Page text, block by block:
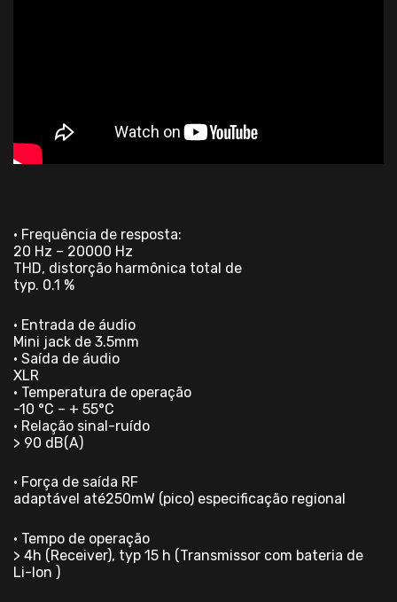
• Frequência de resposta:
20 Hz – 20000 Hz
THD, distorção harmônica total de
typ. 0.1 %
• Entrada de áudio
Mini jack de 3.5mm
• Saída de áudio
XLR
• Temperatura de operação
-10 °C – + 55°C
• Relação sinal-ruído
> 90 dB(A)
• Força de saída RF
adaptável até250mW (pico) especificação regional
• Tempo de operação
> 4h (Receiver), typ 15 h (Transmissor com bateria de
Li-Ion )